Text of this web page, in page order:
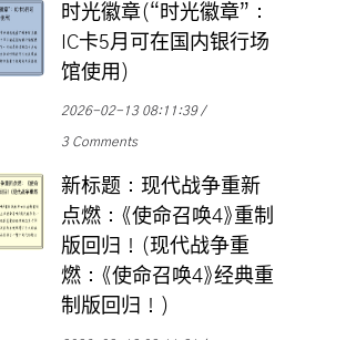
时光徽章(“时光徽章”：
IC卡5月可在国内银行场
馆使用)
2026-02-13 08:11:39
3 Comments
新标题：现代战争重新
点燃：《使命召唤4》重制
版回归！(现代战争重
燃：《使命召唤4》经典重
制版回归！)